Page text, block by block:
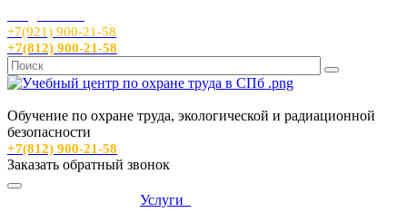
+7(921) 900-21-58
+7(812) 900-21-58
Обучение по охране труда, экологической и радиационной
безопасности
+7(812) 900-21-58
Заказать обратный звонок
Услуги